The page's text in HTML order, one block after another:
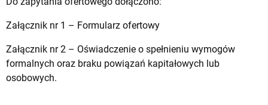
Załącznik nr 1 – Formularz ofertowy
Załącznik nr 2 – Oświadczenie o spełnieniu wymogów
formalnych oraz braku powiązań kapitałowych lub
osobowych.